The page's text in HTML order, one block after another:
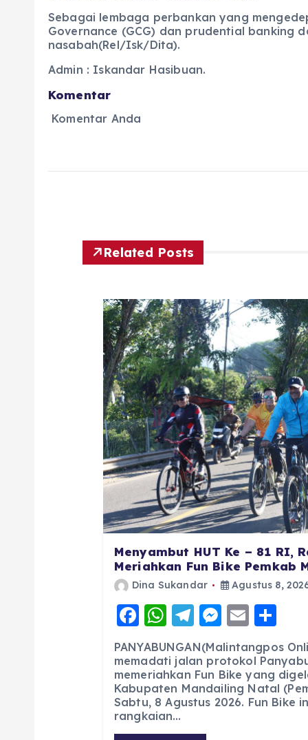
Sebagai lembaga perbankan yang
Governance (GCG) dan prudential banking
nasabah(Rel/Isk/Dita).
Admin : Iskandar Hasibuan.
Komentar
Komentar Anda
Related Posts
Menyambut HUT Ke – 81 RI,
Meriahkan Fun Bike Pemkab
Dina Sukandar Agustus 8,
F
a
c
e
b
o
W
h
a
ts
A
p
T
el
e
g
r
M
e
ss
e
n
E
ai
l
h
a
re
PANYABUNGAN(Malintangpos
memadati jalan protokol
memeriahkan Fun Bike yang
Kabupaten Mandailing Natal
Sabtu, 8 Agustus 2026. Fun Bike
rangkaian…